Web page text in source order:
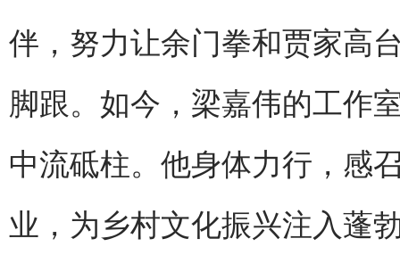
伴，努力让余门拳和贾家高
脚跟。如今，梁嘉伟的工作
中流砥柱。他身体力行，感
业，为乡村文化振兴注入蓬